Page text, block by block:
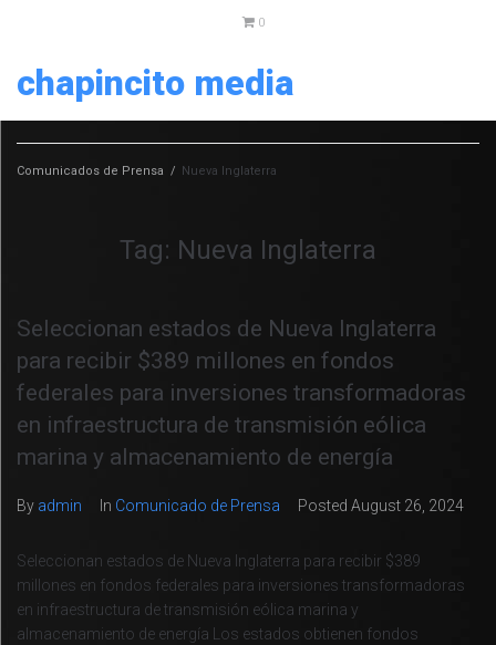
0
chapincito media
Comunicados de Prensa / Nueva Inglaterra
Tag: Nueva Inglaterra
Seleccionan estados de Nueva Inglaterra
para recibir $389 millones en fondos
federales para inversiones transformadoras
en infraestructura de transmisión eólica
marina y almacenamiento de energía
By admin In Comunicado de Prensa Posted August 26, 2024
Seleccionan estados de Nueva Inglaterra para recibir $389
millones en fondos federales para inversiones transformadoras
en infraestructura de transmisión eólica marina y
almacenamiento de energía Los estados obtienen fondos